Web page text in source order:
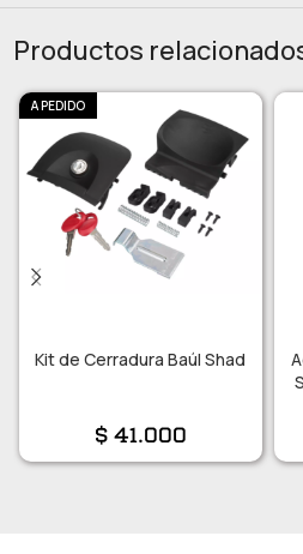
Productos
A PEDIDO
Kit de Cerradura Baúl Shad
$41.000